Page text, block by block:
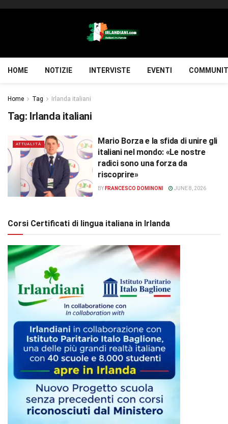
HOME NOTIZIE INTERVISTE EVENTI
Home Tag Irlanda italiani
Tag: Irlanda italiani
ATTUALITÀ
Mario Borza e la sfida di unire gli
italiani nel mondo: «Le nostre
radici sono una forza da
riscoprire»
BY FRANCESCO DOMINONI JUNE 8, 2026
Corsi Certificati di lingua italiana in Irlanda